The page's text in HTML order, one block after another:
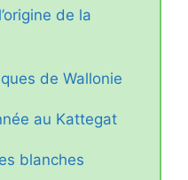
de la
de Wallonie
au Kattegat
blanches